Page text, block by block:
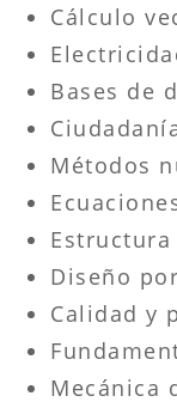
Cálculo
Bases de
Métodos
Diseño
Calidad y
Mecánica